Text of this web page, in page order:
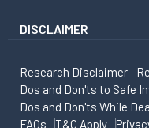
DISCLAIMER
Research Disclaimer
Dos and Don'ts to Safe
Dos and Don'ts While
FAQs
T&C Apply